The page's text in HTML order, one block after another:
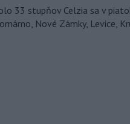
33 stupňov Celzia sa v
Nové Zámky, Levice,